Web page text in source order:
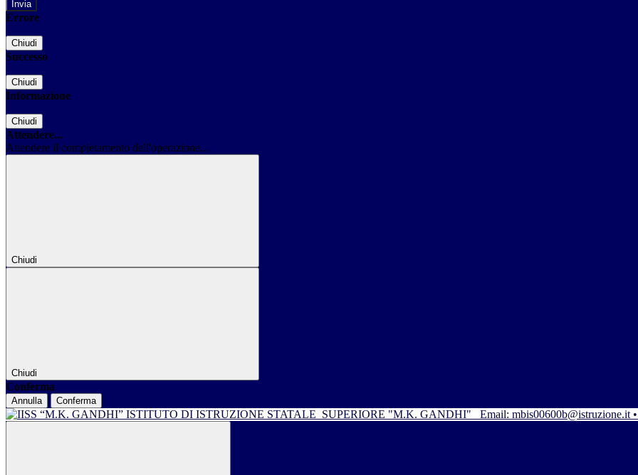
Errore
Chiudi
Successo
Chiudi
Informazione
Chiudi
Attendere...
Attendere il completamento dell'operazione...
Chiudi
Chiudi
Conferma
Annulla Conferma
ISTITUTO DI ISTRUZIONE STATALE SUPERIORE "M.K. GANDHI" Email: mbis00600b@istruzione.it